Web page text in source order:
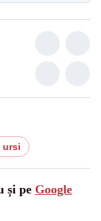
ursi
și pe Google